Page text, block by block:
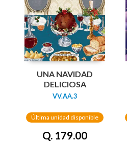
UNA NAVIDAD
DELICIOSA
VV.AA.3
Última unidad disponible
Q. 179.00